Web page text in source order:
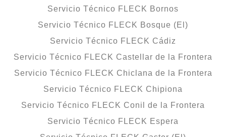
Servicio Técnico FLECK Bornos
Servicio Técnico FLECK Bosque (El)
Servicio Técnico FLECK Cádiz
Servicio Técnico FLECK Castellar de la Frontera
Servicio Técnico FLECK Chiclana de la Frontera
Servicio Técnico FLECK Chipiona
Servicio Técnico FLECK Conil de la Frontera
Servicio Técnico FLECK Espera